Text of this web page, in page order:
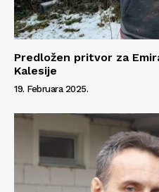
Predložen pritvor za
Kalesije
19. Februara 2025.